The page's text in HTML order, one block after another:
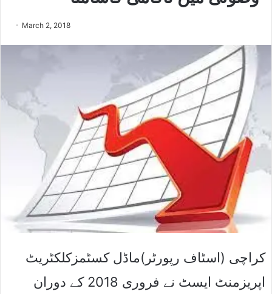
March 2, 2018
کراچی (اسٹاف رپورٹر)ماڈل کسٹمزکلکٹریٹ
اپریزمنٹ ایسٹ نے فروری 2018 کے دوران